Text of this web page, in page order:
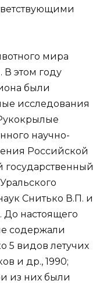
мира
В этом году
были
исследования
научно-
Российской
Снитько В.П. и
До настоящего
содержали
5 видов летучих
и др., 1990;
из них были